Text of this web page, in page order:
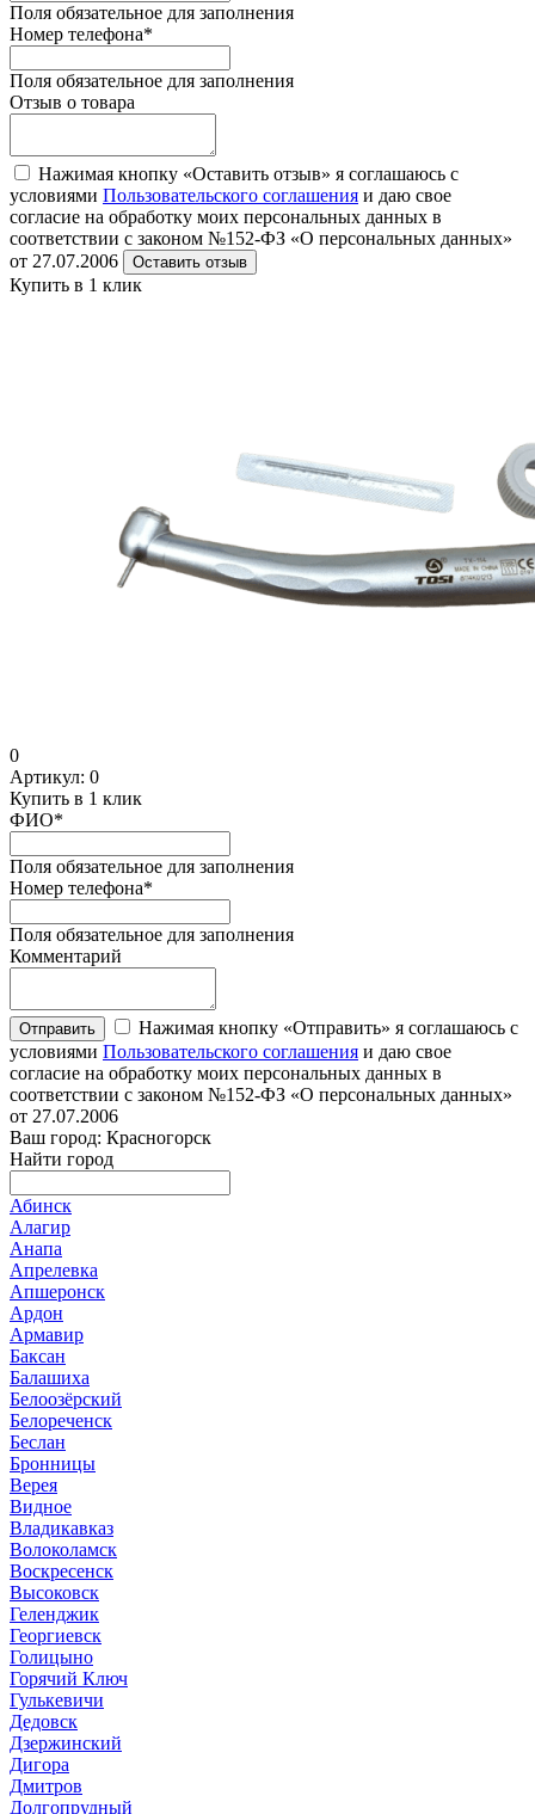
Поля обязательное для заполнения
Номер телефона*
Поля обязательное для заполнения
Отзыв о товара
Нажимая кнопку «Оставить отзыв» я соглашаюсь с
условиями Пользовательского соглашения и даю свое
согласие на обработку моих персональных данных в
соответствии с законом №152-ФЗ «О персональных данных»
от 27.07.2006
Оставить отзыв
Купить в 1 клик
0
Артикул: 0
Купить в 1 клик
ФИО*
Поля обязательное для заполнения
Номер телефона*
Поля обязательное для заполнения
Комментарий
Отправить
Нажимая кнопку «Отправить» я соглашаюсь с
условиями Пользовательского соглашения и даю свое
согласие на обработку моих персональных данных в
соответствии с законом №152-ФЗ «О персональных данных»
от 27.07.2006
Ваш город: Красногорск
Найти город
Абинск
Алагир
Анапа
Апрелевка
Апшеронск
Ардон
Армавир
Баксан
Балашиха
Белоозёрский
Белореченск
Беслан
Бронницы
Верея
Видное
Владикавказ
Волоколамск
Воскресенск
Высоковск
Геленджик
Георгиевск
Голицыно
Горячий Ключ
Гулькевичи
Дедовск
Дзержинский
Дигора
Дмитров
Долгопрудный